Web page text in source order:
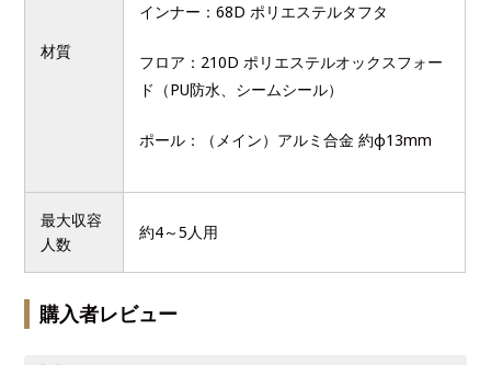
材質
インナー：68D ポリエステルタフタ
フロア：210D ポリエステルオックスフォー
ド（PU防水、シームシール）
ポール：（メイン）アルミ合金 約φ13mm
最大収容
人数
約4～5人用
購入者レビュー